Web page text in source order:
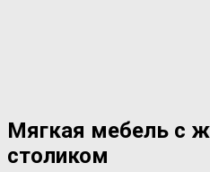
Мягкая мебель с
столиком